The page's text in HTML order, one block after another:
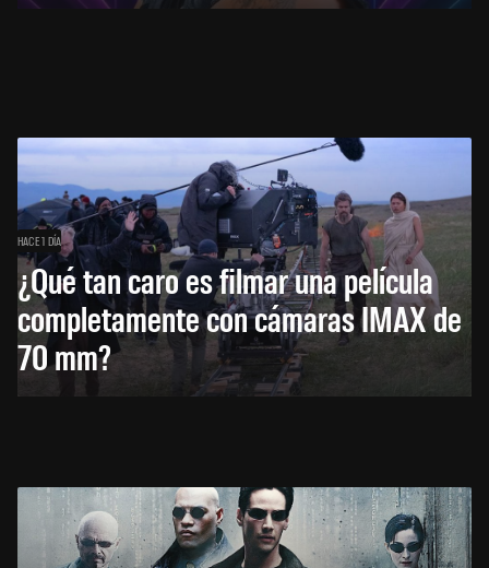
HACE 1 DÍA
¿Qué tan caro es filmar una película
completamente con cámaras IMAX de
70 mm?